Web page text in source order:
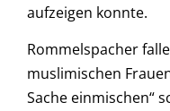
aufzeigen konnte.
Rommelspacher
muslimischen
Sache einmischen“